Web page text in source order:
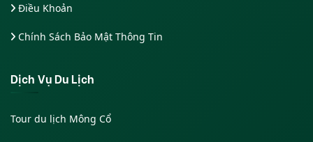
Điều Khoản
Chính Sách Bảo Mật Thông Tin
Dịch Vụ Du Lịch
Tour du lịch Mông Cổ